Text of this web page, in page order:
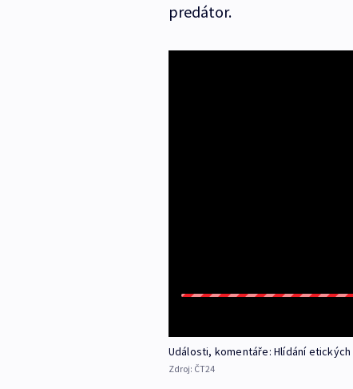
predátor.
Události, komentáře: Hlídání
Zdroj: ČT24